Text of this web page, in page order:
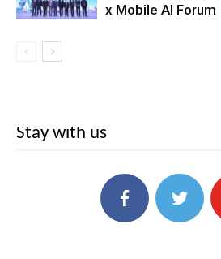
x Mobile AI Forum
Stay with us